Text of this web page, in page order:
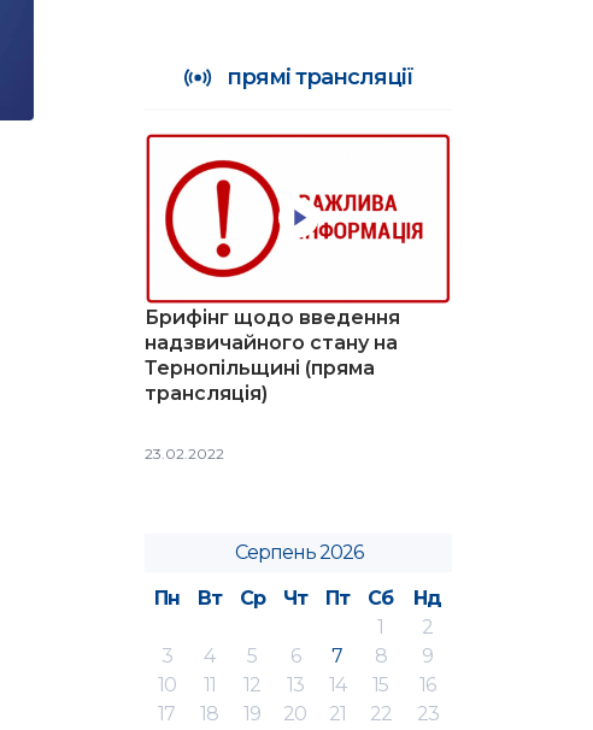
прямі трансляції
Брифінг щодо введення
надзвичайного стану на
Тернопільщині (пряма
трансляція)
23.02.2022
Серпень 2026
Пн
Вт Ср Чт Пт Сб
Нд
1
2
3
4 5 6 7 8
9
10
11 12 13 14 15
16
17
18 19 20 21 22
23